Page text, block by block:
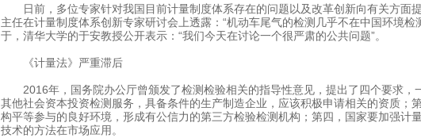
日前，多位专家针对我国目前计量制度体系存在的问题以及改革创新向有关方面
主任在计量制度体系创新专家研讨会上透露：“机动车尾气的检测几乎不在中国环境
于，清华大学的于安教授公开表示：“我们今天在讨论一个很严肃的公共问题”。
《计量法》严重滞后
2016年，国务院办公厅曾颁发了检测检验相关的指导性意见，提出了四个要求，
其他社会资本投资检测服务，具备条件的生产制造企业，应该积极申请相关的资质；
构平等参与的良好环境，形成有公信力的第三方检验检测机构；第四，国家要加强计
技术的方法在市场应用。